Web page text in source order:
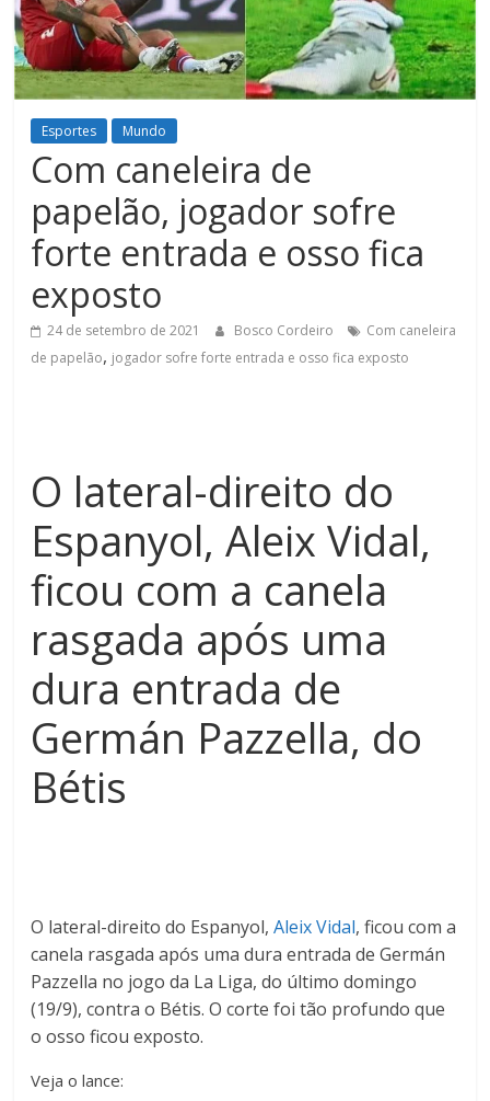
Figueiredo
Esportes Mundo
Com caneleira de
papelão, jogador sofre
forte entrada e osso fica
exposto
24 de setembro de 2021 Bosco Cordeiro
Com caneleira
de papelão, jogador sofre forte entrada e osso fica exposto
O lateral-direito do
Espanyol, Aleix Vidal,
ficou com a canela
rasgada após uma
dura entrada de
Germán Pazzella, do
Bétis
O lateral-direito do Espanyol,Aleix Vidal, ficou com a
canela rasgada após uma dura entrada de Germán
Pazzella no jogo da La Liga, do último domingo
(19/9), contra o Bétis. O corte foi tão profundo que
o osso ficou exposto.
Veja o lance: